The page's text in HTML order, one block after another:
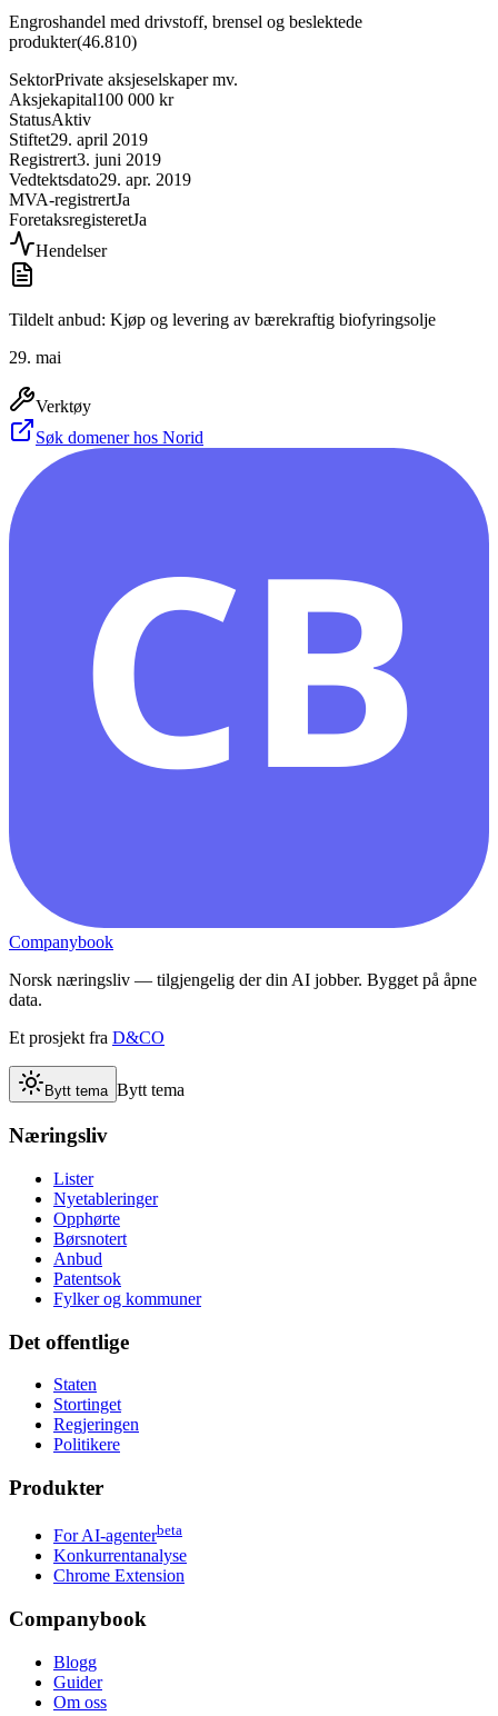
Engroshandel med drivstoff, brensel og beslektede
produkter(46.810)
SektorPrivate aksjeselskaper mv.
Aksjekapital100 000 kr
StatusAktiv
Stiftet29. april 2019
Registrert3. juni 2019
Vedtektsdato29. apr. 2019
MVA-registrertJa
ForetaksregisteretJa
Hendelser
Tildelt anbud: Kjøp og levering av bærekraftig biofyringsolje
29. mai
Verktøy
Søk domener hos Norid
CB
Companybook
Norsk næringsliv — tilgjengelig der din AI jobber. Bygget på åpne
data.
Et prosjekt fra D&CO
Bytt tema Bytt tema
Næringsliv
Lister
Nyetableringer
Opphørte
Børsnotert
Anbud
Patentsok
Fylker og kommuner
Det offentlige
Staten
Stortinget
Regjeringen
Politikere
Produkter
For AI-agenterbeta
Konkurrentanalyse
Chrome Extension
Companybook
Blogg
Guider
Om oss